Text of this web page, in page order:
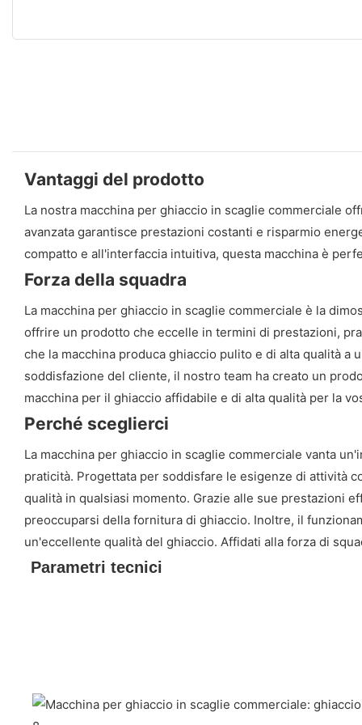
Vantaggi del prodotto
La nostra macchina per ghiaccio in scaglie commerciale
avanzata garantisce prestazioni costanti e risparmio
compatto e all'interfaccia intuitiva, questa macchina è
Forza della squadra
La macchina per ghiaccio in scaglie commerciale è la
offrire un prodotto che eccelle in termini di prestazioni,
che la macchina produca ghiaccio pulito e di alta qualità
soddisfazione del cliente, il nostro team ha creato un
macchina per il ghiaccio affidabile e di alta qualità per la
Perché sceglierci
La macchina per ghiaccio in scaglie commerciale vanta
praticità. Progettata per soddisfare le esigenze di attività
qualità in qualsiasi momento. Grazie alle sue prestazioni
preoccuparsi della fornitura di ghiaccio. Inoltre, il
un'eccellente qualità del ghiaccio. Affidati alla forza di
Parametri tecnici